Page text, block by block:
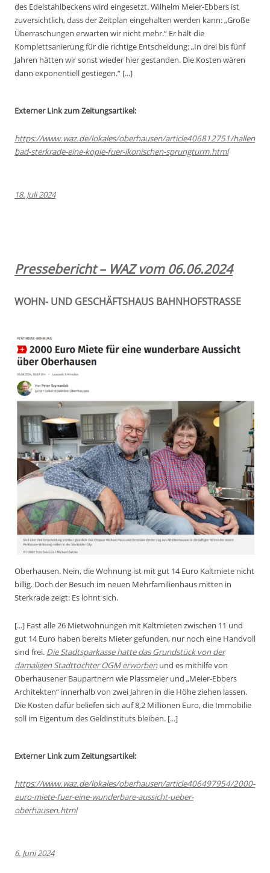
des Edelstahlbeckens wird eingesetzt. Wilhelm Meier-Ebbers ist
zuversichtlich, dass der Zeitplan eingehalten werden kann: „Große
Überraschungen erwarten wir nicht mehr.“ Er hält die
Komplettsanierung für die richtige Entscheidung: „In drei bis fünf
Jahren hätten wir sonst wieder hier gestanden. Die Kosten wären
dann exponentiell gestiegen.“ [...]
Externer Link zum Zeitungsartikel:
https://www.waz.de/lokales/oberhausen/article406812751/hallen
bad-sterkrade-eine-kopie-fuer-ikonischen-sprungturm.html
18. Juli 2024
Pressebericht – WAZ vom 06.06.2024
WOHN- UND GESCHÄFTSHAUS BAHNHOFSTRASSE
Oberhausen. Nein, die Wohnung ist mit gut 14 Euro Kaltmiete nicht
billig. Doch der Besuch im neuen Mehrfamilienhaus mitten in
Sterkrade zeigt: Es lohnt sich.
[...] Fast alle 26 Mietwohnungen mit Kaltmieten zwischen 11 und
gut 14 Euro haben bereits Mieter gefunden, nur noch eine Handvoll
sind frei. Die Stadtsparkasse hatte das Grundstück von der
damaligen Stadttochter OGM erworbenund es mithilfe von
Oberhausener Baupartnern wie Plassmeier und „Meier-Ebbers
Architekten“ innerhalb von zwei Jahren in die Höhe ziehen lassen.
Die Kosten dafür beliefen sich auf 8,2 Millionen Euro, die Immobilie
soll im Eigentum des Geldinstituts bleiben. [...]
Externer Link zum Zeitungsartikel:
https://www.waz.de/lokales/oberhausen/article406497954/2000-
euro-miete-fuer-eine-wunderbare-aussicht-ueber-
oberhausen.html
6. Juni 2024